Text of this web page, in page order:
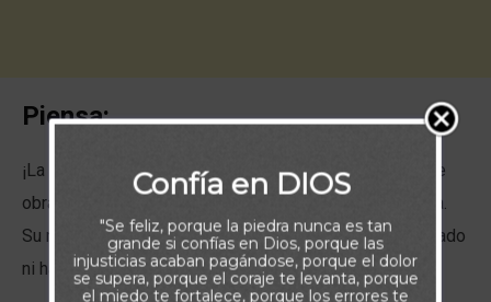
Piensa:
¡La misericordia de Dios es para siempre! Su deseo de
obrar a favor de la humanidad sigue vigente en la Tierra.
Su misericordia nunca se agota. Tampoco se ha debilitado
ni ha disminuido.
Confía en DIOS
"Se feliz, porque la piedra nunca es tan
grande si confías en Dios, porque las
injusticias acaban pagándose, porque el dolor
se supera, porque el coraje te levanta, porque
el miedo te fortalece, porque los errores te